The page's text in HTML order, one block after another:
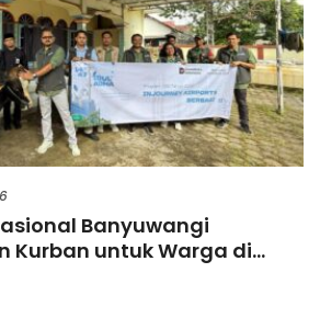
Banyuwangi
Kurban untuk Warga di